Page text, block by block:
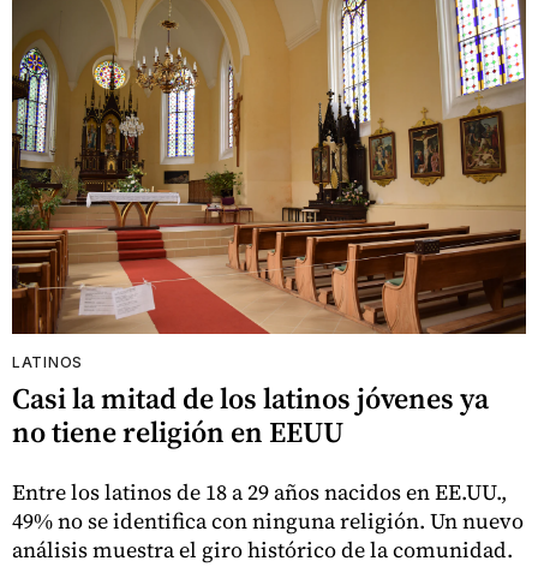
LATINOS
Casi la mitad de los latinos jóvenes ya
no tiene religión en EEUU
Entre los latinos de 18 a 29 años nacidos en EE.UU.,
49% no se identifica con ninguna religión. Un nuevo
análisis muestra el giro histórico de la comunidad.